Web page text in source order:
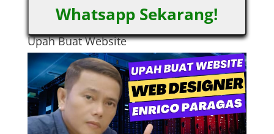
Whatsapp Sekarang!
Upah Buat Website